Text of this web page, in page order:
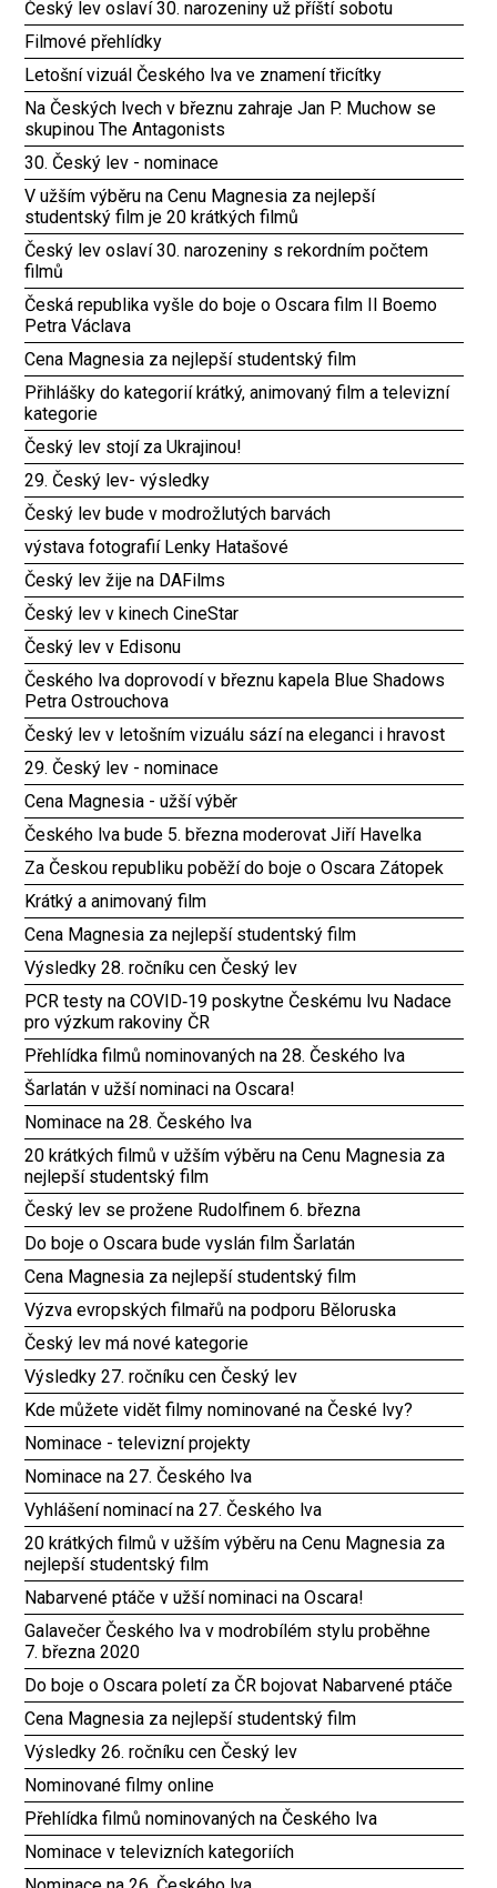
Český lev oslaví 30. narozeniny už příští sobotu
Filmové přehlídky
Letošní vizuál Českého lva ve znamení třicítky
Na Českých lvech v březnu zahraje Jan P. Muchow se
skupinou The Antagonists
30. Český lev - nominace
V užším výběru na Cenu Magnesia za nejlepší
studentský film je 20 krátkých filmů
Český lev oslaví 30. narozeniny s rekordním počtem
filmů
Česká republika vyšle do boje o Oscara film Il Boemo
Petra Václava
Cena Magnesia za nejlepší studentský film
Přihlášky do kategorií krátký, animovaný film a televizní
kategorie
Český lev stojí za Ukrajinou!
29. Český lev- výsledky
Český lev bude v modrožlutých barvách
výstava fotografií Lenky Hatašové
Český lev žije na DAFilms
Český lev v kinech CineStar
Český lev v Edisonu
Českého lva doprovodí v březnu kapela Blue Shadows
Petra Ostrouchova
Český lev v letošním vizuálu sází na eleganci i hravost
29. Český lev - nominace
Cena Magnesia - užší výběr
Českého lva bude 5. března moderovat Jiří Havelka
Za Českou republiku poběží do boje o Oscara Zátopek
Krátký a animovaný film
Cena Magnesia za nejlepší studentský film
Výsledky 28. ročníku cen Český lev
PCR testy na COVID‑19 poskytne Českému lvu Nadace
pro výzkum rakoviny ČR
Přehlídka filmů nominovaných na 28. Českého lva
Šarlatán v užší nominaci na Oscara!
Nominace na 28. Českého lva
20 krátkých filmů v užším výběru na Cenu Magnesia za
nejlepší studentský film
Český lev se prožene Rudolfinem 6. března
Do boje o Oscara bude vyslán film Šarlatán
Cena Magnesia za nejlepší studentský film
Výzva evropských filmařů na podporu Běloruska
Český lev má nové kategorie
Výsledky 27. ročníku cen Český lev
Kde můžete vidět filmy nominované na České lvy?
Nominace - televizní projekty
Nominace na 27. Českého lva
Vyhlášení nominací na 27. Českého lva
20 krátkých filmů v užším výběru na Cenu Magnesia za
nejlepší studentský film
Nabarvené ptáče v užší nominaci na Oscara!
Galavečer Českého lva v modrobílém stylu proběhne
7. března 2020
Do boje o Oscara poletí za ČR bojovat Nabarvené ptáče
Cena Magnesia za nejlepší studentský film
Výsledky 26. ročníku cen Český lev
Nominované filmy online
Přehlídka filmů nominovaných na Českého lva
Nominace v televizních kategoriích